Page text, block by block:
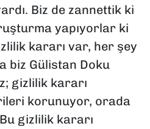
Biz de zannettik ki
yapıyorlar ki
kararı var, her şey
biz Gülistan Doku
gizlilik kararı
korunuyor, orada
gizlilik kararı